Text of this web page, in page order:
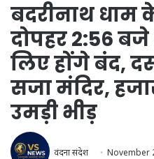
बदरीनाथ
दोपहर 2:56
लिए होंगे बंद,
सजा मंदिर,
उमड़ी भीड़
वंदना संदेश November